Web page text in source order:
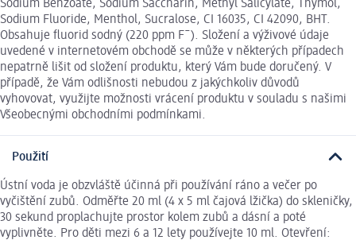
Sodium Benzoate, Sodium Saccharin, Methyl Salicylate, Thymol,
Sodium Fluoride, Menthol, Sucralose, CI 16035, CI 42090, BHT.
Obsahuje fluorid sodný (220 ppm F¯). Složení a výživové údaje
uvedené v internetovém obchodě se může v některých případech
nepatrně lišit od složení produktu, který Vám bude doručený. V
případě, že Vám odlišnosti nebudou z jakýchkoliv důvodů
vyhovovat, využijte možnosti vrácení produktu v souladu s našimi
Všeobecnými obchodními podmínkami.
Použití
Ústní voda je obzvláště účinná při používání ráno a večer po
vyčištění zubů. Odměřte 20 ml (4 x 5 ml čajová lžička) do skleničky,
30 sekund proplachujte prostor kolem zubů a dásní a poté
vyplivněte. Pro děti mezi 6 a 12 lety používejte 10 ml. Otevření: